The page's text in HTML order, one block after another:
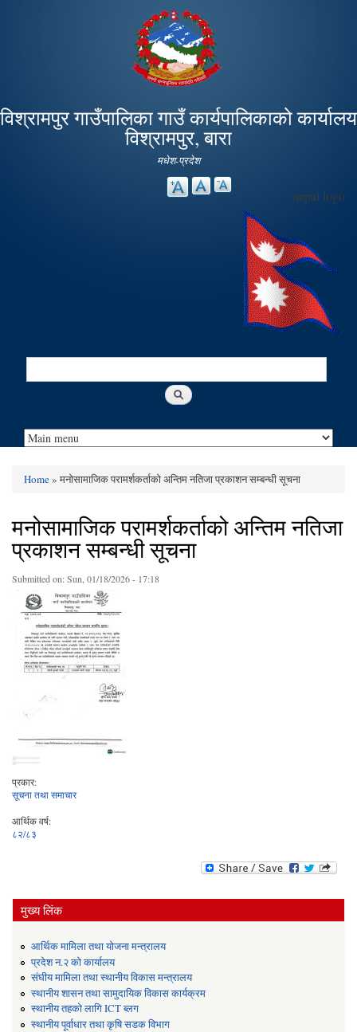
main
content
विश्रामपुर गाउँपालिका गाउँ कार्यपालिकाको कार्यालय
विश्रामपुर, बारा
मधेश-प्रदेश
nepal logo
Search
Home» मनोसामाजिक परामर्शकर्ताको अन्तिम नतिजा प्रकाशन सम्बन्धी सूचना
मनोसामाजिक परामर्शकर्ताको अन्तिम नतिजा
प्रकाशन सम्बन्धी सूचना
Submitted on:Sun, 01/18/2026 - 17:18
प्रकार:
सूचना तथा समाचार
आर्थिक वर्ष:
८२/८३
मुख्य लिंक
आर्थिक मामिला तथा योजना मन्त्रालय
प्रदेश न.२ को कार्यालय
संघीय मामिला तथा स्थानीय विकास मन्त्रालय
स्थानीय शासन तथा सामुदायिक विकास कार्यक्रम
स्थानीय तहको लागि ICT ब्लग
स्थानीय पूर्वाधार तथा कृषि सडक विभाग